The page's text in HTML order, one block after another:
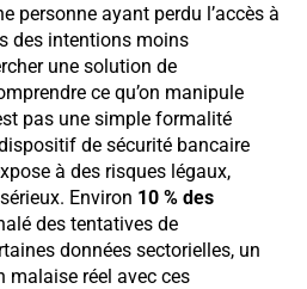
personne ayant perdu l’accès à
des intentions moins
une solution de
ce qu’on manipule
pas une simple formalité
de sécurité bancaire
à des risques légaux,
Environ 10 % des
des tentatives de
données sectorielles, un
malaise réel avec ces